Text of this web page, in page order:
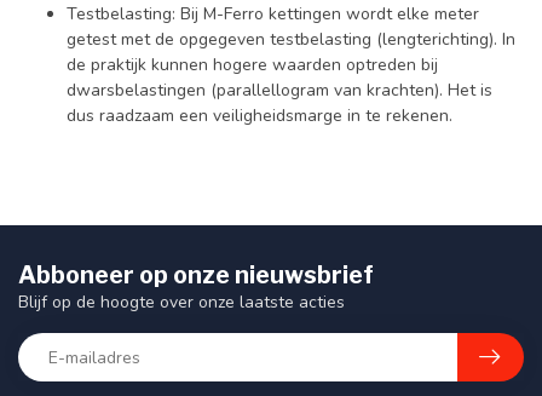
Testbelasting: Bij M-Ferro kettingen wordt elke meter
getest met de opgegeven testbelasting (lengterichting). In
de praktijk kunnen hogere waarden optreden bij
dwarsbelastingen (parallellogram van krachten). Het is
dus raadzaam een veiligheidsmarge in te rekenen.
Abboneer op onze nieuwsbrief
Blijf op de hoogte over onze laatste acties